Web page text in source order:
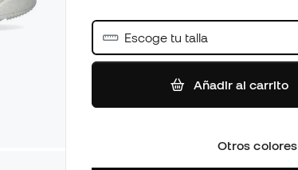
Escoge tu talla
Añadir al carrito
Otros colores